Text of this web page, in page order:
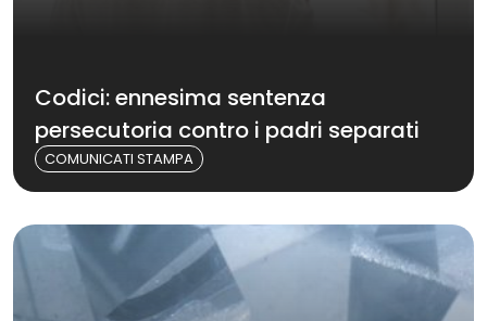
Codici: ennesima sentenza
persecutoria contro i padri separati
COMUNICATI STAMPA